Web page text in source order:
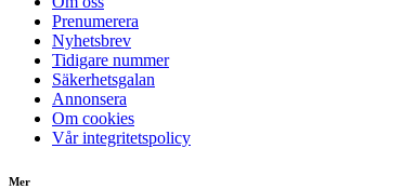
Prenumerera
Nyhetsbrev
Tidigare nummer
Säkerhetsgalan
Annonsera
Om cookies
Vår integritetspolicy
Mer